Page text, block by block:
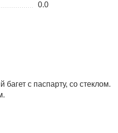
0.0
с паспарту, со стеклом.